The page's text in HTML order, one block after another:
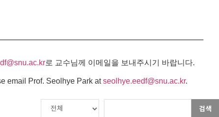
로 교수님께 이메일을 보내주시기 바랍니다.
email Prof. Seolhye Park atseolhye.eedf@snu.ac.kr.
검색